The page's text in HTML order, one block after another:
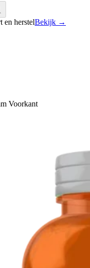
en herstelBekijk →
Voorkant